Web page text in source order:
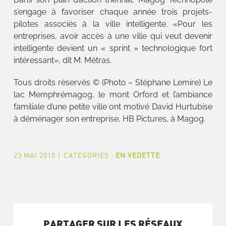
s’engage à favoriser chaque année trois projets-
pilotes associés à la ville intelligente. «Pour les
entreprises, avoir accès à une ville qui veut devenir
intelligente devient un « sprint » technologique fort
intéressant», dit M. Métras.
Tous droits réservés © (Photo – Stéphane Lemire) Le
lac Memphrémagog, le mont Orford et l’ambiance
familiale d’une petite ville ont motivé David Hurtubise
à déménager son entreprise, HB Pictures, à Magog.
23 MAI 2015 | CATÉGORIES : EN VEDETTE